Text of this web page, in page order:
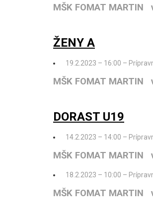
MŠK FOMAT MARTIN
ŽENY A
19.2.2023 – 16:00 –
MŠK FOMAT MARTIN
DORAST U19
14.2.2023 – 14:00 –
MŠK FOMAT MARTIN
18.2.2023 – 10:00 –
MŠK FOMAT MARTIN